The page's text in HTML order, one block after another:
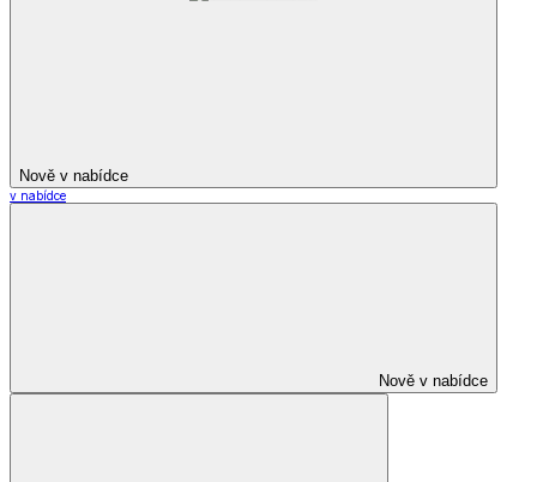
Nově v nabídce
v nabídce
Nově v nabídce